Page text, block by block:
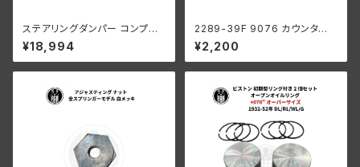
ステアリングダンパー コンプリ
ート グリーンレバー ハーレーダ
ビッドソン WLA WLC
¥18,994
2289-39F 9076 カウンター
シャフト ロングローラー 1ギア
ボックス用 .0004オーバーサイ
ズ
¥2,200